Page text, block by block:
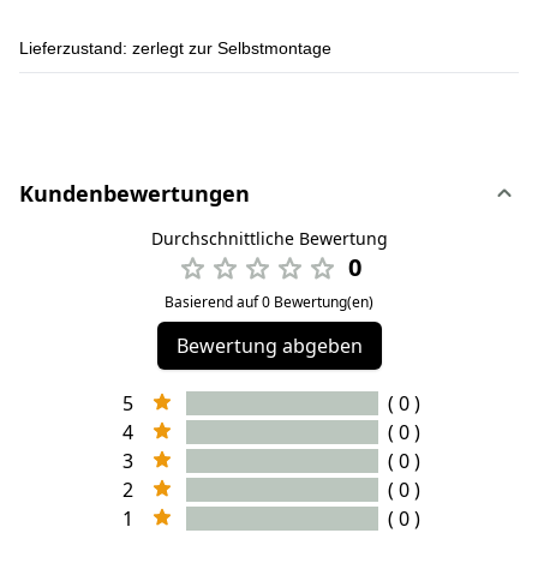
Lieferzustand: zerlegt zur Selbstmontage
Kundenbewertungen
Durchschnittliche Bewertung
0
Basierend auf 0 Bewertung(en)
Bewertung abgeben
5
( 0 )
4
( 0 )
3
( 0 )
2
( 0 )
1
( 0 )